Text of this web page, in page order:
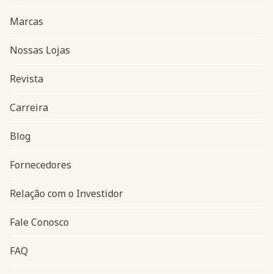
Navegação do rodapé
Marcas
Nossas Lojas
Revista
Carreira
Blog
Fornecedores
Relação com o Investidor
Fale Conosco
FAQ